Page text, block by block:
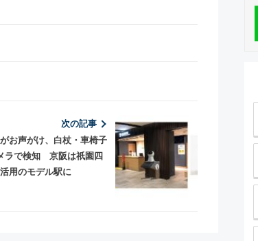
次の記事
お声がけ、白杖・車椅子
ラで検知 京阪は祇園四
用のモデル駅に